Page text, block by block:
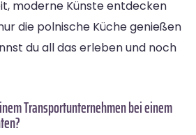
moderne Künste entdecken
die polnische Küche genießen
du all das erleben und noch
Transportunternehmen bei einem